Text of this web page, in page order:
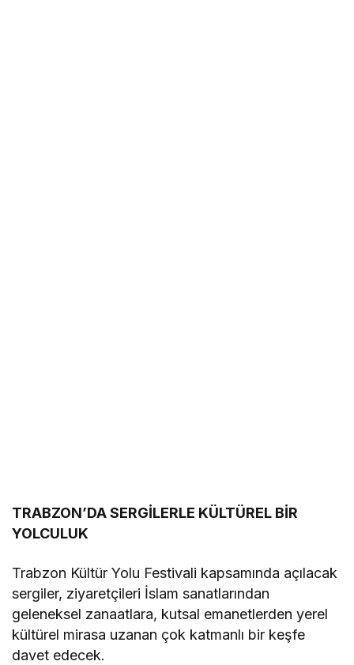
TRABZON’DA SERGİLERLE KÜLTÜREL BİR
YOLCULUK
Trabzon Kültür Yolu Festivali kapsamında açılacak
sergiler, ziyaretçileri İslam sanatlarından
geleneksel zanaatlara, kutsal emanetlerden yerel
kültürel mirasa uzanan çok katmanlı bir keşfe
davet edecek.